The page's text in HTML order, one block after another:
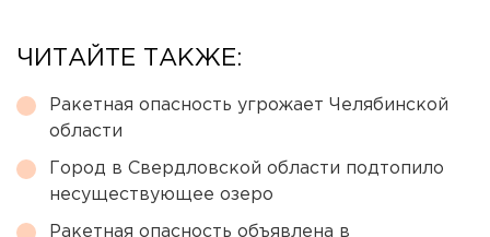
ЧИТАЙТЕ ТАКЖЕ:
Ракетная опасность угрожает Челябинской
области
Город в Свердловской области подтопило
несуществующее озеро
Ракетная опасность объявлена в